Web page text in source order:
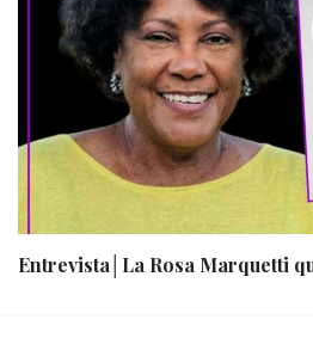
Entrevista│La Rosa Marquetti